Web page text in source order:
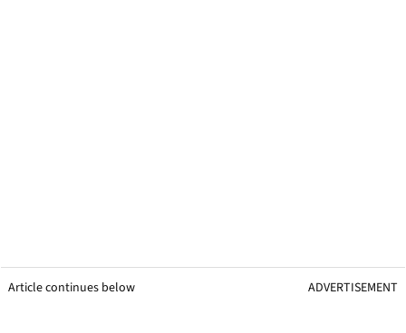
Article continues below ADVERTISEMENT